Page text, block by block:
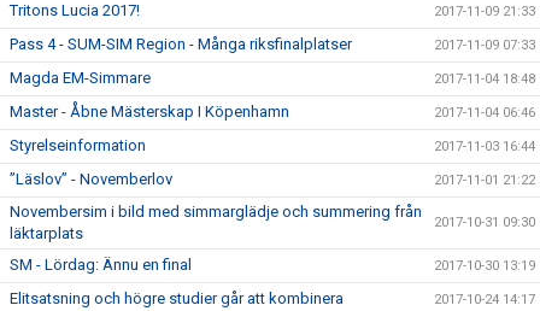
Tritons Lucia 2017! 2017-11-09 21:33
Pass 4 - SUM-SIM Region - Många riksfinalplatser 2017-11-09 07:33
Magda EM-Simmare 2017-11-04 18:48
Master - Åbne Mästerskap I Köpenhamn 2017-11-04 06:46
Styrelseinformation 2017-11-03 16:44
”Läslov” - Novemberlov 2017-11-01 21:22
Novembersim i bild med simmarglädje och summering från
läktarplats
2017-10-31 09:30
SM - Lördag: Ännu en final 2017-10-30 13:19
Elitsatsning och högre studier går att kombinera 2017-10-24 14:17